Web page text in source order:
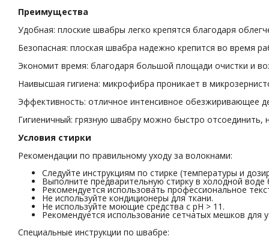
Преимущества
Удобная: плоские швабры легко крепятся благодаря
Безопасная: плоская швабра надежно крепится во время
Экономит время: благодаря большой площади очистки и
Наивысшая гигиена: микрофибра проникает в
Эффективность: отличное интенсивное обезжиривающее
Гигиеничный: грязную швабру можно быстро отсоединить,
Условия стирки
Рекомендации по правильному уходу за волокнами:
Следуйте инструкциям по стирке (температуры и
Выполните предварительную стирку в холодной
Рекомендуется использовать профессиональное
Не используйте кондиционеры для ткани.
Не используйте моющие средства с pH > 11.
Рекомендуется использование сетчатых мешков для
Специальные инструкции по швабре: